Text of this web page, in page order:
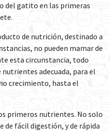
del gatito en las primeras
de nutrición, destinado a
no pueden mamar de
esta circunstancia, todo
adecuada, para el
crecimiento, hasta el
primeros nutrientes. No solo
de fácil digestión, y de rápida